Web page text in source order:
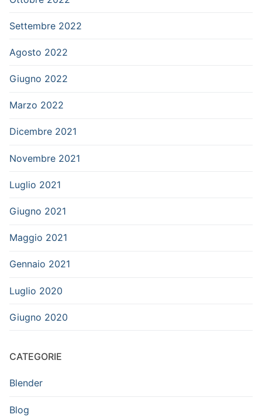
Settembre 2022
Agosto 2022
Giugno 2022
Marzo 2022
Dicembre 2021
Novembre 2021
Luglio 2021
Giugno 2021
Maggio 2021
Gennaio 2021
Luglio 2020
Giugno 2020
CATEGORIE
Blender
Blog